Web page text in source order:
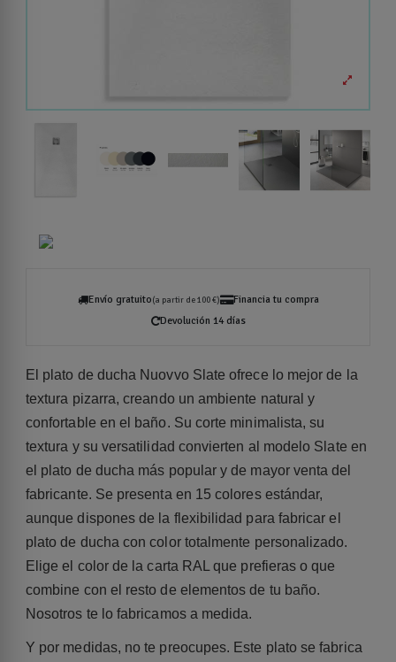
Envío gratuito(a partir de 100 €)
Financia tu compra
Devolución 14 días
El plato de ducha Nuovvo Slate ofrece lo mejor de la
textura pizarra, creando un ambiente natural y
confortable en el baño. Su corte minimalista, su
textura y su versatilidad convierten al modelo Slate en
el plato de ducha más popular y de mayor venta del
fabricante. Se presenta en 15 colores estándar,
aunque dispones de la flexibilidad para fabricar el
plato de ducha con color totalmente personalizado.
Elige el color de la carta RAL que prefieras o que
combine con el resto de elementos de tu baño.
Nosotros te lo fabricamos a medida.
Y por medidas, no te preocupes. Este plato se fabrica